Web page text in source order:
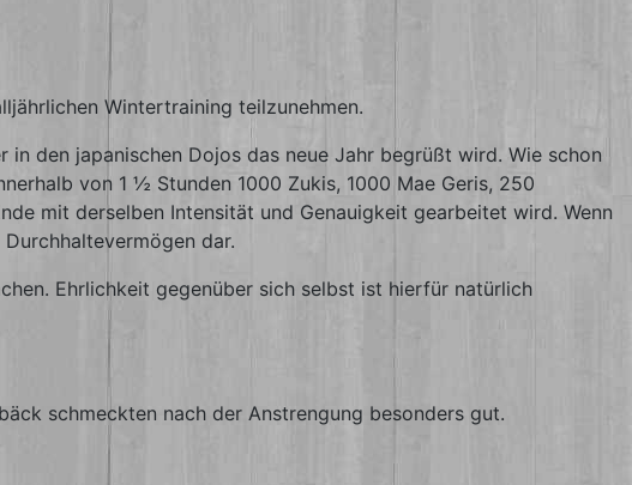
Wintertraining teilzunehmen.
den japanischen Dojos das neue Jahr begrüßt wird. Wie schon
von 1 ½ Stunden 1000 Zukis, 1000 Mae Geris, 250
mit derselben Intensität und Genauigkeit gearbeitet wird. Wenn
dar.
Ehrlichkeit gegenüber sich selbst ist hierfür natürlich
schmeckten nach der Anstrengung besonders gut.